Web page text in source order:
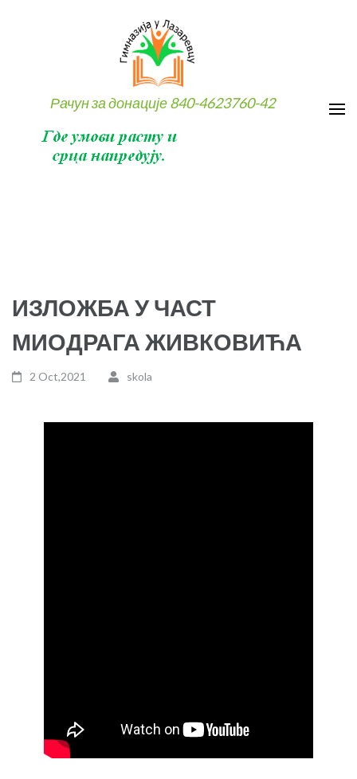
Рачун за донације 840-4623760-42
ИЗЛОЖБА У ЧАСТ
МИОДРАГА ЖИВКОВИЋА
2 Oct,2021 skola